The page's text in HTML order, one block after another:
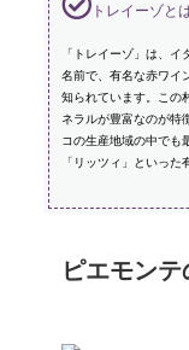
トレイーゾとは
「トレイーゾ」は、
名前で、有名な赤ワイ
知られています。この
ネラルが豊富なのが特
コの生産地域の中でも
「リッツィ」といった
ピエモン